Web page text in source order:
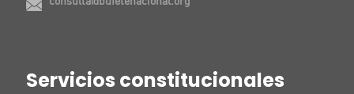
Servicios constitucionales